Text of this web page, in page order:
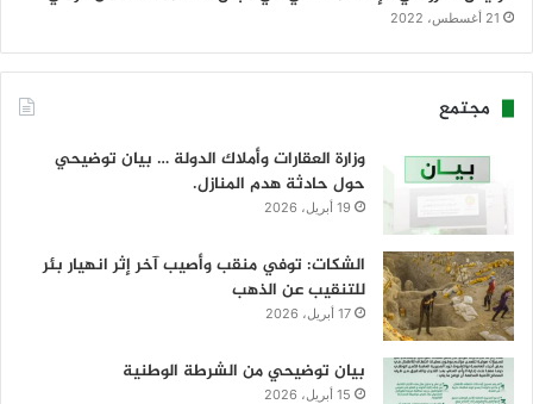
21 أغسطس، 2022
مجتمع
وزارة العقارات وأملاك الدولة … بيان توضيحي
حول حادثة هدم المنازل.
19 أبريل، 2026
الشكات: توفي منقب وأصيب آخر إثر انهيار بئر
للتنقيب عن الذهب
17 أبريل، 2026
بيان توضيحي من الشرطة الوطنية
15 أبريل، 2026